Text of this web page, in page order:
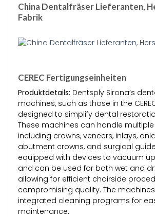
China Dentalfräser Lieferanten,
Fabrik
CEREC Fertigungseinheiten
Produktdetails: Dentsply Sirona’s
machines, such as those in the
designed to simplify dental
These machines can handle
including crowns, veneers, inlays,
abutment crowns, and surgical
equipped with devices to vacuum
and can be used for both wet and
allowing for efficient chairside
compromising quality. The
integrated cleaning programs for
maintenance.